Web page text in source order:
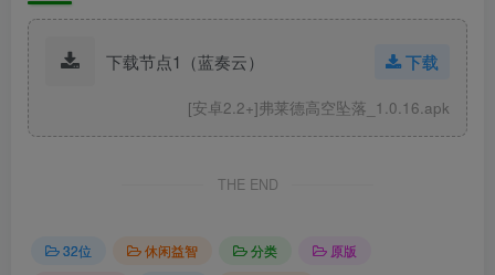
下载节点1（蓝奏云） 下载
[安卓2.2+]弗莱德高空坠落_1.0.16.apk
THE END
32位 休闲益智 分类
原版